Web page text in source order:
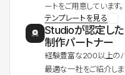
ートをご用意しています。
テンプレートを見る
Studioが認定した
制作パートナー
経験豊富な200以上のパ
最適な一社をご紹介しま